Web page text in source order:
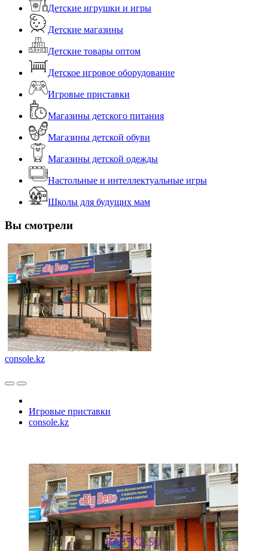
Детские игрушки и игры
Детские магазины
Детские товары оптом
Детское игровое оборудование
Игровые приставки
Магазины детского питания
Магазины детской обуви
Магазины детской одежды
Настольные и интеллектуальные игры
Школы для будущих мам
Вы смотрели
console.kz
Игровые приставки
console.kz